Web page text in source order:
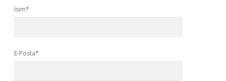
İsim*
E-Posta*